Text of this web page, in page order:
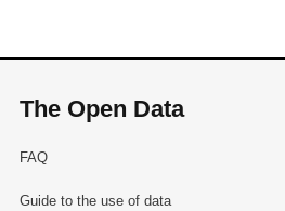
The Open Data
FAQ
Guide to the use of data